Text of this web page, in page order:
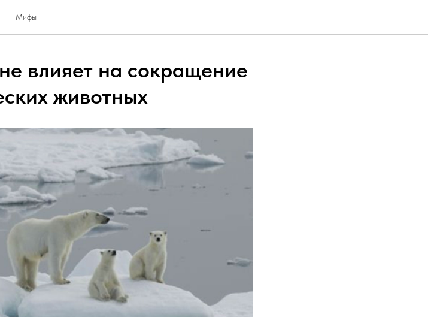
Мифы
влияет на сокращение
животных